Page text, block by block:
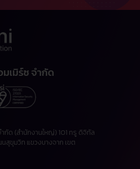
เมิร์ซ จำกัด
กัด (สำนักงานใหญ่) 101 ทรู ดิจิทัล
สุขุมวิท แขวงบางจาก เขต